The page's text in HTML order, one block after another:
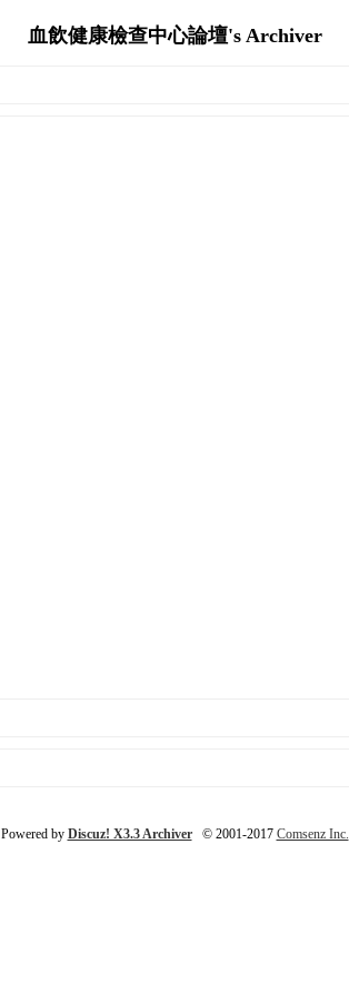
血飲健康檢查中心論壇's Archiver
Powered by Discuz! X3.3 Archiver© 2001-2017 Comsenz Inc.